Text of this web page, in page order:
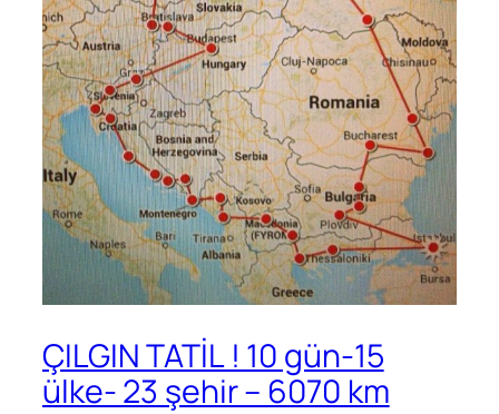
ÇILGIN TATİL ! 10 gün-15
ülke- 23 şehir – 6070 km